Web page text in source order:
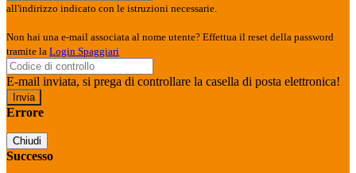
all'indirizzo indicato con le istruzioni necessarie.
Non hai una e-mail associata al nome utente? Effettua il reset della password
tramite la Login Spaggiari
E-mail inviata, si prega di controllare la casella di posta elettronica!
Errore
Chiudi
Successo